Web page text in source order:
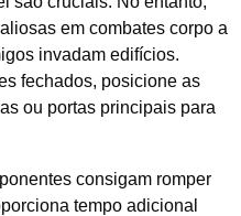
em combates corpo a
invadam edifícios.
fechados, posicione as
ou portas principais para
consigam romper
tempo adicional